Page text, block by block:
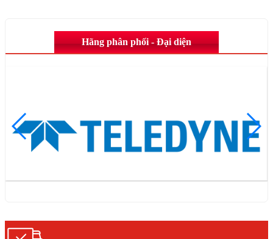
Hãng phân phối - Đại diện